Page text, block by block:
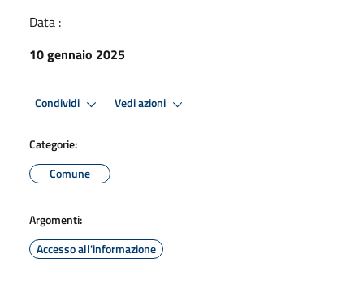
Data :
10 gennaio 2025
Condividi Vedi azioni
Categorie:
Comune
Argomenti:
Accesso all'informazione